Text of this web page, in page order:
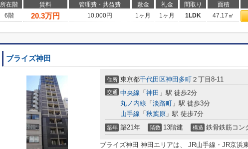
所在階 賃料 管理費・共益費 敷金 礼金 間取り 面積
6階
20.3万円 10,000円 1ヶ月 1ヶ月 1LDK 47.17㎡
ブライズ神田
住所 東京都千代田区神田多町 ２丁目8-11
交通 中央線 「 神田 」駅 徒歩2分
丸ノ内線 「 淡路町 」駅 徒歩3分
山手線 「 秋葉原 」駅 徒歩7分
築年 築21年 階数 13階建 構造 鉄骨鉄筋コン
ブライズ神田 神田エリアは、 JR山手線・JR京浜